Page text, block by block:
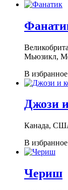
Мьюзикл,
В избранное
Джози
Канада,
В избранное
Чериш